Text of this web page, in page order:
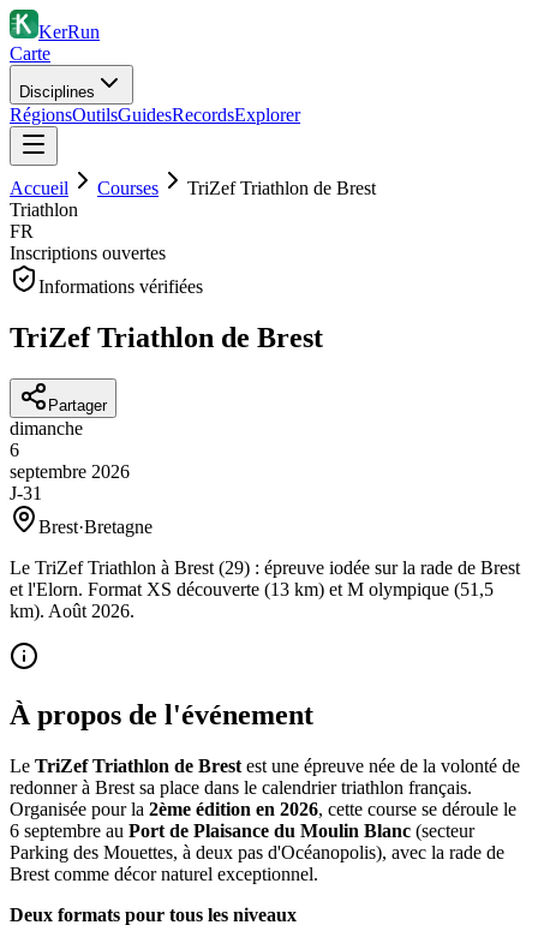
KerRun
Carte
Disciplines
RégionsOutilsGuidesRecordsExplorer
Accueil Courses
TriZef Triathlon de Brest
Triathlon
FR
Inscriptions ouvertes
Informations vérifiées
TriZef Triathlon de Brest
Partager
dimanche
6
septembre 2026
J-31
Brest·Bretagne
Le TriZef Triathlon à Brest (29) : épreuve iodée sur la rade de Brest
et l'Elorn. Format XS découverte (13 km) et M olympique (51,5
km). Août 2026.
À propos de l'événement
Le TriZef Triathlon de Brest est une épreuve née de la volonté de
redonner à Brest sa place dans le calendrier triathlon français.
Organisée pour la 2ème édition en 2026, cette course se déroule le
6 septembre au Port de Plaisance du Moulin Blanc (secteur
Parking des Mouettes, à deux pas d'Océanopolis), avec la rade de
Brest comme décor naturel exceptionnel.
Deux formats pour tous les niveaux